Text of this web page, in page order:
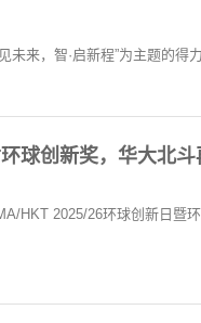
未来，智·启新程”为主题的得
球创新奖，华大北
HKT 2025/26环球创新日暨